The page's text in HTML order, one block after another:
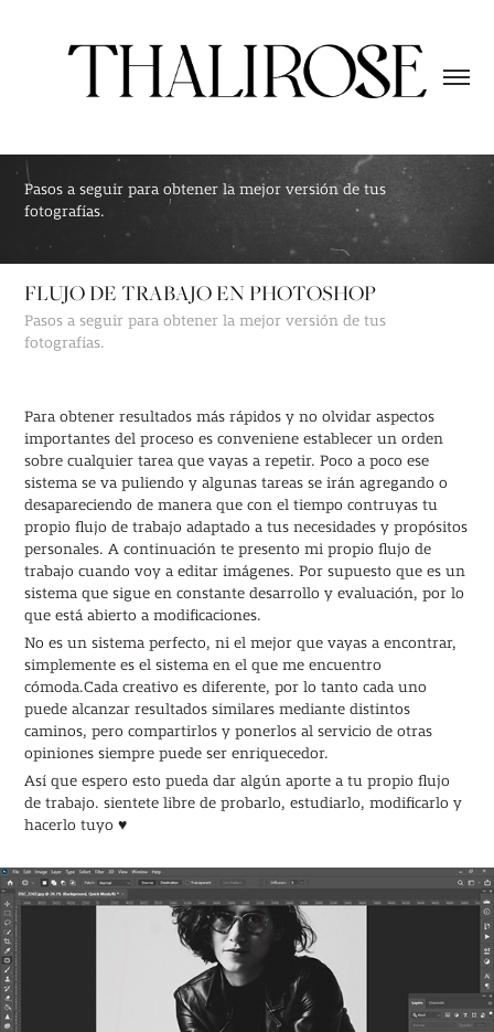
Pasos a seguir para obtener la mejor versión de tus
fotografías.
FLUJO DE TRABAJO EN PHOTOSHOP
Pasos a seguir para obtener la mejor versión de tus
fotografías.
Para obtener resultados más rápidos y no olvidar aspectos
importantes del proceso es conveniene establecer un orden
sobre cualquier tarea que vayas a repetir. Poco a poco ese
sistema se va puliendo y algunas tareas se irán agregando o
desapareciendo de manera que con el tiempo contruyas tu
propio flujo de trabajo adaptado a tus necesidades y propósitos
personales. A continuación te presento mi propio flujo de
trabajo cuando voy a editar imágenes. Por supuesto que es un
sistema que sigue en constante desarrollo y evaluación, por lo
que está abierto a modificaciones.
No es un sistema perfecto, ni el mejor que vayas a encontrar,
simplemente es el sistema en el que me encuentro
cómoda.Cada creativo es diferente, por lo tanto cada uno
puede alcanzar resultados similares mediante distintos
caminos, pero compartirlos y ponerlos al servicio de otras
opiniones siempre puede ser enriquecedor.
Así que espero esto pueda dar algún aporte a tu propio flujo
de trabajo. sientete libre de probarlo, estudiarlo, modificarlo y
hacerlo tuyo ♥